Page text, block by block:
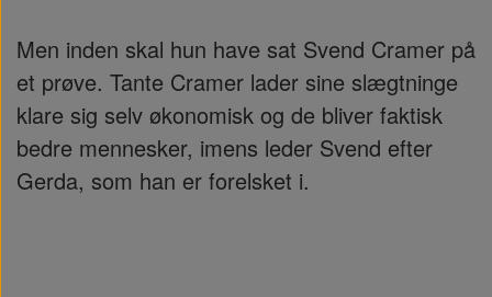
Men inden skal hun have sat Svend Cramer på
et prøve. Tante Cramer lader sine slægtninge
klare sig selv økonomisk og de bliver faktisk
bedre mennesker, imens leder Svend efter
Gerda, som han er forelsket i.